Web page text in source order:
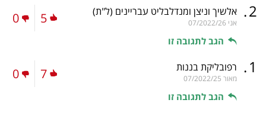
2
. אלשיך וניצן ומנדלבליט עבריינים (ל"ת)
אני 07/2022/26
הגב לתגובה זו
5
0
1
. רפובליקת בננות
מאור 07/2022/25
הגב לתגובה זו
7
0